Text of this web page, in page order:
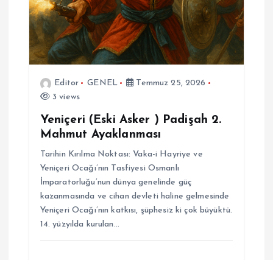
Editor GENEL
Temmuz 25, 2026
3 views
Yeniçeri (Eski Asker ) Padişah 2.
Mahmut Ayaklanması
Tarihin Kırılma Noktası: Vaka-i Hayriye ve
Yeniçeri Ocağı’nın Tasfiyesi Osmanlı
İmparatorluğu’nun dünya genelinde güç
kazanmasında ve cihan devleti haline gelmesinde
Yeniçeri Ocağı’nın katkısı, şüphesiz ki çok büyüktü.
14. yüzyılda kurulan…